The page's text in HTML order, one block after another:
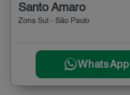
Santo Amaro
Zona Sul - São Paulo
WhatsApp